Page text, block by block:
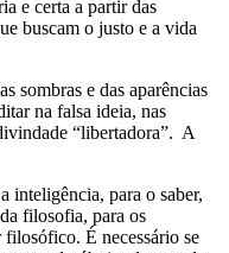
e certa a partir das
buscam o justo e a vida
sombras e das aparências
na falsa ideia, nas
“libertadora”. A
inteligência, para o saber,
filosofia, para os
É necessário se